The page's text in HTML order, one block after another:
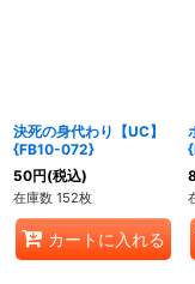
決死の身代わり【UC】
{FB10-072}
50円(税込)
在庫数 152枚
カートに入れる